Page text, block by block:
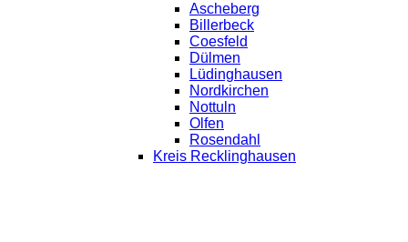
Ascheberg
Billerbeck
Coesfeld
Dülmen
Lüdinghausen
Nordkirchen
Nottuln
Olfen
Rosendahl
Kreis Recklinghausen